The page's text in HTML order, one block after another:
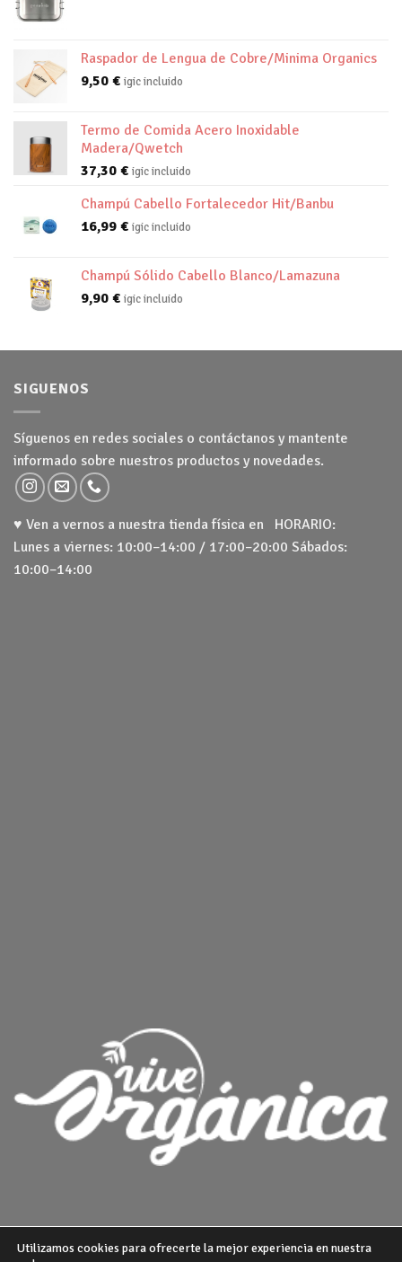
Raspador de Lengua de Cobre/Minima Organics
9,50 € igic incluido
Termo de Comida Acero Inoxidable
Madera/Qwetch
37,30 € igic incluido
Champú Cabello Fortalecedor Hit/Banbu
16,99 € igic incluido
Champú Sólido Cabello Blanco/Lamazuna
9,90 € igic incluido
SIGUENOS
Síguenos en redes sociales o contáctanos y mantente
informado sobre nuestros productos y novedades.
♥ Ven a vernos a nuestra tienda física en HORARIO:
Lunes a viernes: 10:00–14:00 / 17:00–20:00 Sábados:
10:00–14:00
Utilizamos cookies para ofrecerte la mejor experiencia en nuestra